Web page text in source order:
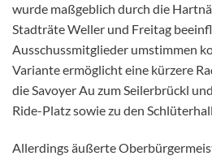
wurde maßgeblich durch die
Stadträte Weller und Freitag
Ausschussmitglieder umstimmen
Variante ermöglicht eine kürzere
die Savoyer Au zum Seilerbrückl
Ride-Platz sowie zu den
Allerdings äußerte